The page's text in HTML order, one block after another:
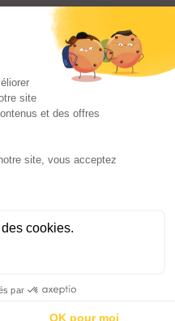
Systems ©
porte : serrure électrique,
électromagnétique